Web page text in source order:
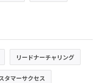
リードナーチャリング
タマーサクセス